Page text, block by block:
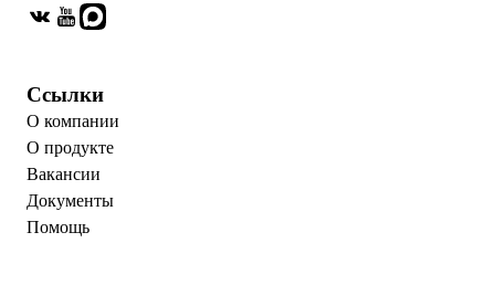
Ссылки
О компании
О продукте
Вакансии
Документы
Помощь